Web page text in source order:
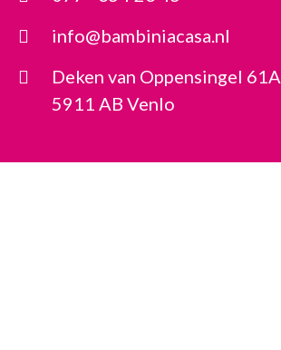
info@bambiniacasa.nl
Deken van Oppensingel 61A,
5911 AB Venlo